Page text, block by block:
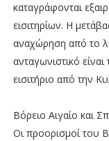
καταγράφονται
εισιτηρίων. Η
αναχώρηση από το
ανταγωνιστικό
εισιτήριο από την
Βόρειο Αιγαίο και
Οι προορισμοί του